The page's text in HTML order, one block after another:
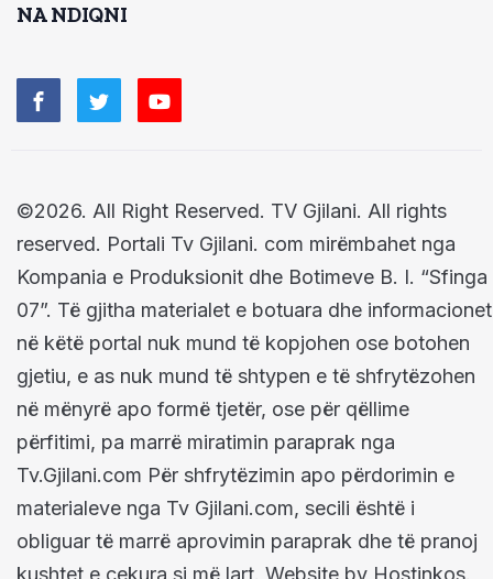
NA NDIQNI
©2026. All Right Reserved. TV Gjilani. All rights
reserved. Portali Tv Gjilani. com mirëmbahet nga
Kompania e Produksionit dhe Botimeve B. I. “Sfinga
07”. Të gjitha materialet e botuara dhe informacionet
në këtë portal nuk mund të kopjohen ose botohen
gjetiu, e as nuk mund të shtypen e të shfrytëzohen
në mënyrë apo formë tjetër, ose për qëllime
përfitimi, pa marrë miratimin paraprak nga
Tv.Gjilani.com Për shfrytëzimin apo përdorimin e
materialeve nga Tv Gjilani.com, secili është i
obliguar të marrë aprovimin paraprak dhe të pranoj
kushtet e cekura si më lart. Website by Hostinkos.